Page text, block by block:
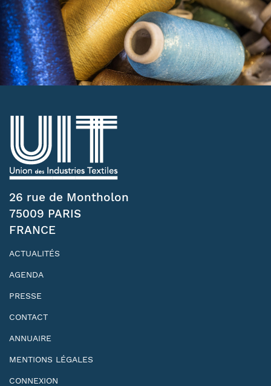
26 rue de Montholon
75009 PARIS
FRANCE
ACTUALITÉS
AGENDA
PRESSE
CONTACT
ANNUAIRE
MENTIONS LÉGALES
CONNEXION